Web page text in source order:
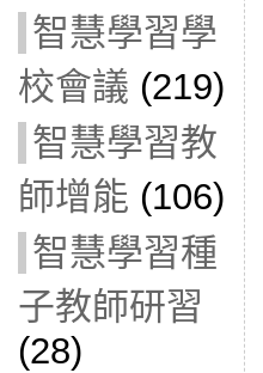
智慧學習學
校會議 (219)
智慧學習教
師增能 (106)
智慧學習種
子教師研習
(28)